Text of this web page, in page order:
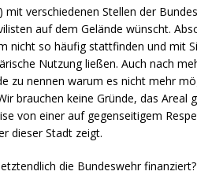
verschiedenen Stellen der
auf dem Gelände wünscht.
nicht so häufig stattfinden und mit
Nutzung ließen. Auch nach
zu nennen warum es nicht mehr
brauchen keine Gründe, das Areal
von einer auf gegenseitigem
dieser Stadt zeigt.
die Bundeswehr